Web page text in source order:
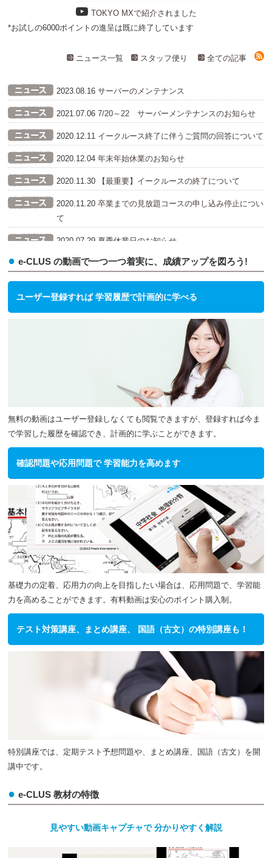
TOKYO MXで紹介されました
*お試しの6000ポイントの進呈は既に終了しています
ニュース一覧 スタッフ便り 全ての記事
2023.08.16サーバーのメンテナンス
2021.07.067/20～22 サーバーメンテナンスのお知らせ
2020.12.11 イークルース終了に伴うご質問の回答について
2020.12.04年末年始休業のお知らせ
2020.11.30 【最重要】イークルースの終了について
2020.11.20卒業までの見放題コースの申し込み停止につい
て
2020.07.29 夏季休業日のお知らせ
2020.06.24新規ユーザ登録時、お試しポイント1200ポイ
2020.05.14イークルースがテレビで紹介されます！
【重要】料金改定：月額４８０円に！４月２８
【新型コロナ！緊急予告！必ず一読！重要】料
テレワーク化に伴う電話でのお問い合わせ先に
2020.03.19ご卒業の方へ
2020.01.07 社長のお昼の弁当（笑）
2020.01.06飛騨山脈はどこかな？
2020.01.06 イークルース社長が薪割りをしてみたよ
2019.12.03 年末年始休業のお知らせ
2019.10.30【中２】霧や雲のでき方を確認しよう！気圧の
違いによって、海風や陸風なども吹きます！！
2019.10.29【中１】How muchを使って「いくら～？」と
たずねる文とその答え方をマスターしよう！！
す！音の速さを求める計算に注意しよう！！
【中３】三角形の相似条件は必ず暗記！三角形
や縮図に相似を利用した問題を解こう！！
【中２】1603年、徳川家康が江戸幕府を開
く！ 江戸幕府のしくみ、島原天草一揆、鎖国、を学
2019.10.23【中２】平行線の錯角と同位角は補助線を使っ
や国名、農業、工業を覚えよう！！
【中１】関数の手始めに比例・反比例！座標の
表し方，グラフの見方に慣れておこう！！
e-CLUS の動画で一つ一つ着実に、成績アップを図ろう!
ユーザー登録すれば 学習履歴で計画的に学べる
無料の動画はユーザー登録しなくても閲覧できますが、登録すれば今ま
で学習した履歴を確認でき、計画的に学ぶことができます。
確認問題や応用問題で 学習能力を高めます
基礎力の定着、応用力の向上を目指したい場合は、応用問題で、学習能
力を高めることができます。有料動画は安心のポイント購入制。
テスト対策講座、まとめ講座、 国語（古文）の特別講座も！
特別講座では、定期テスト予想問題や、まとめ講座、国語（古文）を開
講中です。
e-CLUS 教材の特徴
見やすい動画キャプチャで 分かりやすく解説